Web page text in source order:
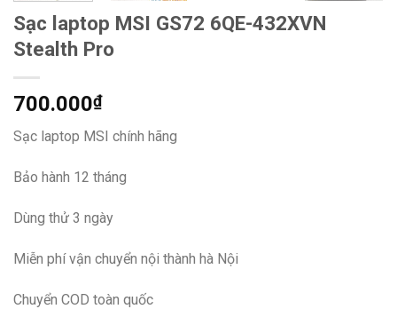
Sạc laptop MSI GS72 6QE-432XVN
Stealth Pro
700.000₫
Sạc laptop MSI chính hãng
Bảo hành 12 tháng
Dùng thử 3 ngày
Miễn phí vận chuyển nội thành hà Nội
Chuyển COD toàn quốc